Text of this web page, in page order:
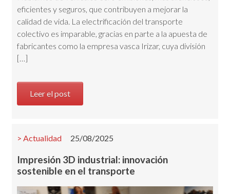
eficientes y seguros, que contribuyen a mejorar la
calidad de vida. La electrificación del transporte
colectivo es imparable, gracias en parte a la apuesta de
fabricantes como la empresa vasca Irizar, cuya división
[…]
Leer el post
Actualidad 25/08/2025
Impresión 3D industrial: innovación
sostenible en el transporte